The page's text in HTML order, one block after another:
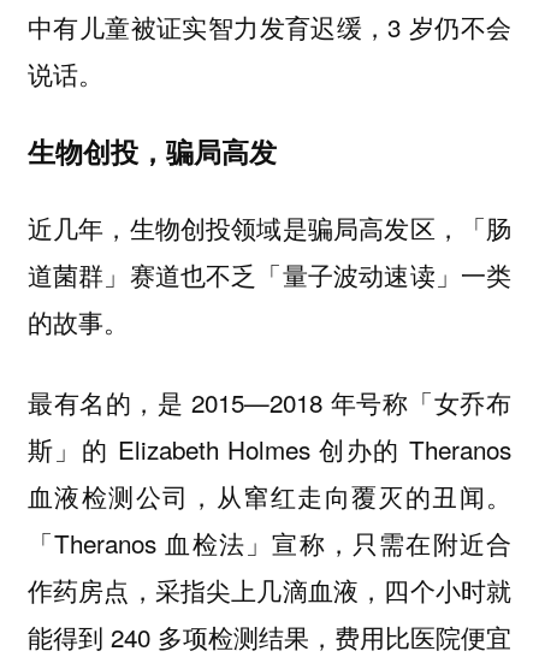
中有儿童被证实智力发育迟缓，3 岁仍不会
说话。
生物创投，骗局高发
近几年，生物创投领域是骗局高发区，「肠
道菌群」赛道也不乏「量子波动速读」一类
的故事。
最有名的，是 2015—2018 年号称「女乔布
斯」的 Elizabeth Holmes 创办的 Theranos
血液检测公司，从窜红走向覆灭的丑闻。
「Theranos 血检法」宣称，只需在附近合
作药房点，采指尖上几滴血液，四个小时就
能得到 240 多项检测结果，费用比医院便宜